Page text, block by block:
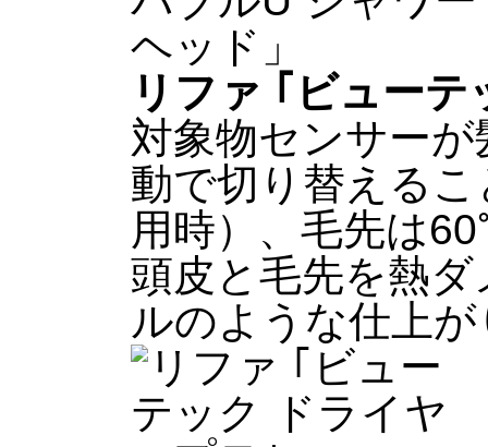
リファ ｢ビュー
対象物センサー
動で切り替える
用時）、毛先は
頭皮と毛先を熱
ルのような仕上